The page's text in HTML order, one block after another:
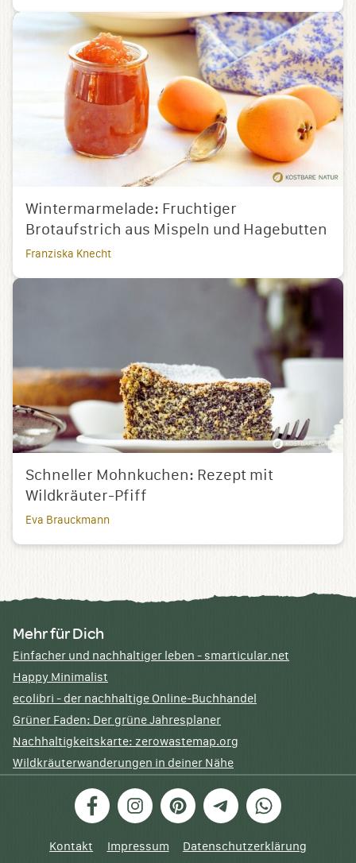
Wintermarmelade: Fruchtiger
Brotaufstrich aus Mispeln und Hagebutten
Franziska Knecht
Schneller Mohnkuchen: Rezept mit
Wildkräuter-Pfiff
Eva Brauckmann
Mehr für Dich
Einfacher und nachhaltiger leben - smarticular.net
Happy Minimalist
ecolibri - der nachhaltige Online-Buchhandel
Grüner Faden: Der grüne Jahresplaner
Nachhaltigkeitskarte: zerowastemap.org
Wildkräuterwanderungen in deiner Nähe
FacebookInstagramPinterestTelegramWhatsApp
Kontakt Impressum Datenschutzerklärung